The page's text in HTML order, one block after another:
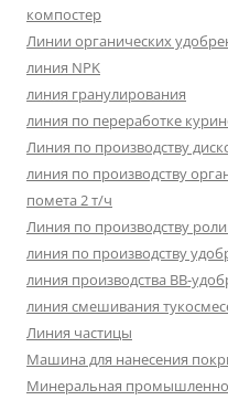
компостер
Линии органических
линия NPK
линия гранулирования
линия по переработке
Линия по производству
линия по производству
помета 2 т/ч
Линия по производству
линия по производству
линия производства BB-
линия смешивания
Линия частицы
Машина для нанесения
Минеральная